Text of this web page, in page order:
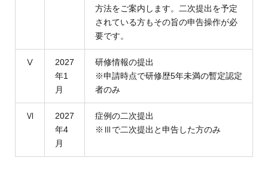
方法をご案内します。二次提出を予定
されている方もその旨の申告操作が必
要です。
Ⅴ
2027
年1
月
研修情報の提出
※申請時点で研修歴5年未満の暫定認定
者のみ
Ⅵ
2027
年4
月
症例の二次提出
※Ⅲで二次提出と申告した方のみ